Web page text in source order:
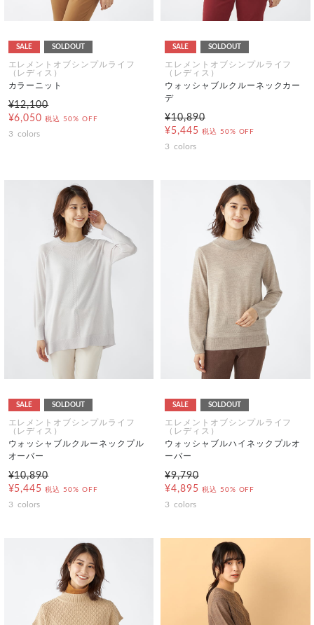
SALE SOLDOUT
エレメントオブシンプルライフ
（レディス）
カラーニット
¥12,100
¥6,050 税込 50% OFF
3 colors
SALE SOLDOUT
エレメントオブシンプルライフ
（レディス）
ウォッシャブルクルーネックカー
デ
¥10,890
¥5,445 税込 50% OFF
3 colors
SALE SOLDOUT
エレメントオブシンプルライフ
（レディス）
ウォッシャブルクルーネックプル
オーバー
¥10,890
¥5,445 税込 50% OFF
3 colors
SALE SOLDOUT
エレメントオブシンプルライフ
（レディス）
ウォッシャブルハイネックプルオ
ーバー
¥9,790
¥4,895 税込 50% OFF
3 colors